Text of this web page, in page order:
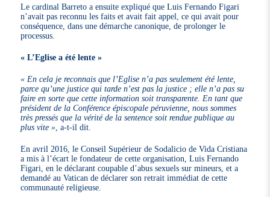
Le cardinal Barreto a ensuite expliqué que Luis Fernando Figari
n’avait pas reconnu les faits et avait fait appel, ce qui avait pour
conséquence, dans une démarche canonique, de prolonger le
processus.
« L’Eglise a été lente »
« En cela je reconnais que l’Eglise n’a pas seulement été lente,
parce qu’une justice qui tarde n’est pas la justice ; elle n’a pas su
faire en sorte que cette information soit transparente. En tant que
président de la Conférence épiscopale péruvienne, nous sommes
très pressés que la vérité de la sentence soit rendue publique au
plus vite » , a-t-il dit.
En avril 2016, le Conseil Supérieur de Sodalicio de Vida Cristiana
a mis à l’écart le fondateur de cette organisation, Luis Fernando
Figari, en le déclarant coupable d’abus sexuels sur mineurs, et a
demandé au Vatican de déclarer son retrait immédiat de cette
communauté religieuse.